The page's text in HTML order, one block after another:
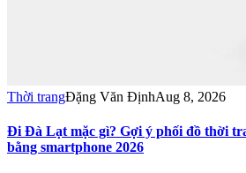
Thời trangĐặng Văn ĐịnhAug 8, 2026
Đi Đà Lạt mặc gì? Gợi ý phối đồ thời
bằng smartphone 2026